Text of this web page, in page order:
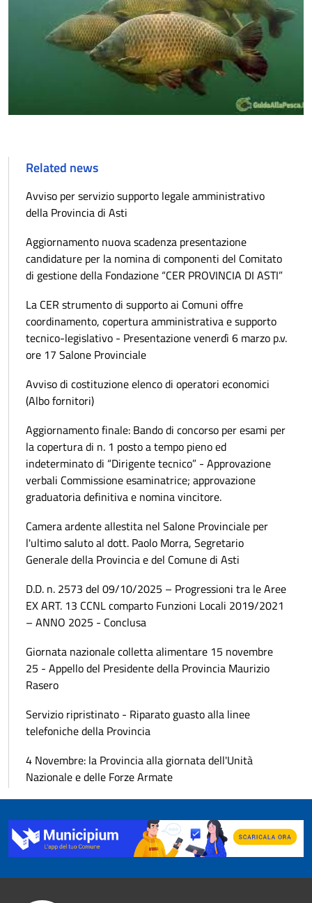
Related news
Avviso per servizio supporto legale amministrativo
della Provincia di Asti
Aggiornamento nuova scadenza presentazione
candidature per la nomina di componenti del Comitato
di gestione della Fondazione “CER PROVINCIA DI ASTI”
La CER strumento di supporto ai Comuni offre
coordinamento, copertura amministrativa e supporto
tecnico-legislativo - Presentazione venerdì 6 marzo p.v.
ore 17 Salone Provinciale
Avviso di costituzione elenco di operatori economici
(Albo fornitori)
Aggiornamento finale: Bando di concorso per esami per
la copertura di n. 1 posto a tempo pieno ed
indeterminato di “Dirigente tecnico” - Approvazione
verbali Commissione esaminatrice; approvazione
graduatoria definitiva e nomina vincitore.
Camera ardente allestita nel Salone Provinciale per
l'ultimo saluto al dott. Paolo Morra, Segretario
Generale della Provincia e del Comune di Asti
D.D. n. 2573 del 09/10/2025 – Progressioni tra le Aree
EX ART. 13 CCNL comparto Funzioni Locali 2019/2021
– ANNO 2025 - Conclusa
Giornata nazionale colletta alimentare 15 novembre
25 - Appello del Presidente della Provincia Maurizio
Rasero
Servizio ripristinato - Riparato guasto alla linee
telefoniche della Provincia
4 Novembre: la Provincia alla giornata dell'Unità
Nazionale e delle Forze Armate